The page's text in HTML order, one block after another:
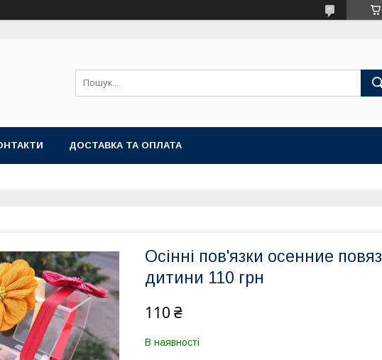
ДОСТАВКА ТА ОПЛАТА
Осінні пов'язки осенние
дитини 110 грн
110 ₴
В наявності